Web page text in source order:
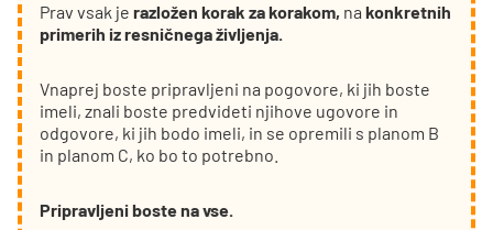
Prav vsak je razložen korak za korakom, na konkretnih
primerih iz resničnega življenja.
Vnaprej boste pripravljeni na pogovore, ki jih boste
imeli, znali boste predvideti njihove ugovore in
odgovore, ki jih bodo imeli, in se opremili s planom B
in planom C, ko bo to potrebno.
Pripravljeni boste na vse.